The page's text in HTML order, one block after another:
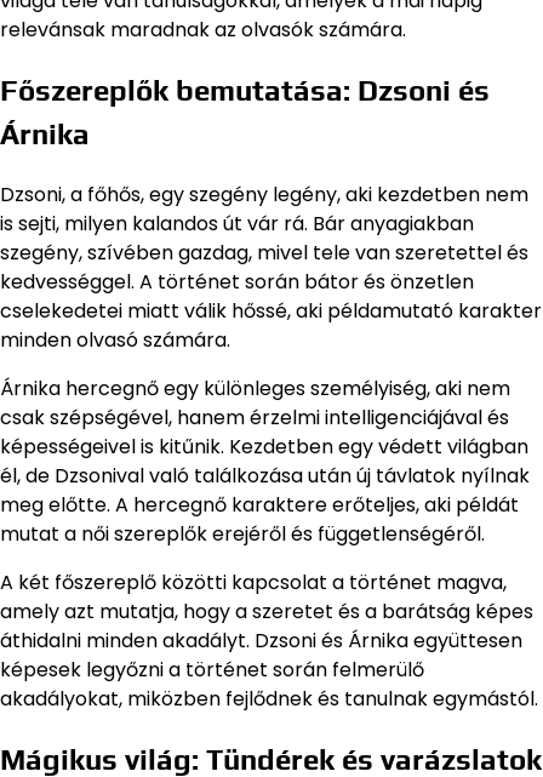
relevánsak maradnak az olvasók számára.
Főszereplők bemutatása: Dzsoni és
Árnika
Dzsoni, a főhős, egy szegény legény, aki kezdetben nem
is sejti, milyen kalandos út vár rá. Bár anyagiakban
szegény, szívében gazdag, mivel tele van szeretettel és
kedvességgel. A történet során bátor és önzetlen
cselekedetei miatt válik hőssé, aki példamutató karakter
minden olvasó számára.
Árnika hercegnő egy különleges személyiség, aki nem
csak szépségével, hanem érzelmi intelligenciájával és
képességeivel is kitűnik. Kezdetben egy védett világban
él, de Dzsonival való találkozása után új távlatok nyílnak
meg előtte. A hercegnő karaktere erőteljes, aki példát
mutat a női szereplők erejéről és függetlenségéről.
A két főszereplő közötti kapcsolat a történet magva,
amely azt mutatja, hogy a szeretet és a barátság képes
áthidalni minden akadályt. Dzsoni és Árnika együttesen
képesek legyőzni a történet során felmerülő
akadályokat, miközben fejlődnek és tanulnak egymástól.
Mágikus világ: Tündérek és varázslatok